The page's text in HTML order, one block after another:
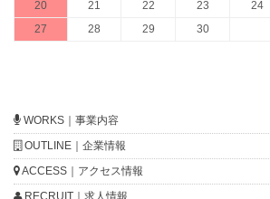
20
21 22 23 24
27
28 29 30
WORKS｜事業内容
OUTLINE｜企業情報
ACCESS｜アクセス情報